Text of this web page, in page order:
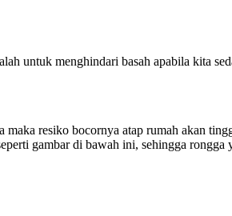
untuk menghindari basah apabila kita
resiko bocornya atap rumah akan
gambar di bawah ini, sehingga rongga